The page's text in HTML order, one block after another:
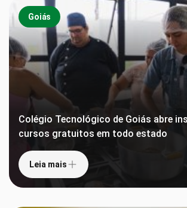
Goiás
Colégio Tecnológico de Goiás abre
cursos gratuitos em todo estado
Leia mais